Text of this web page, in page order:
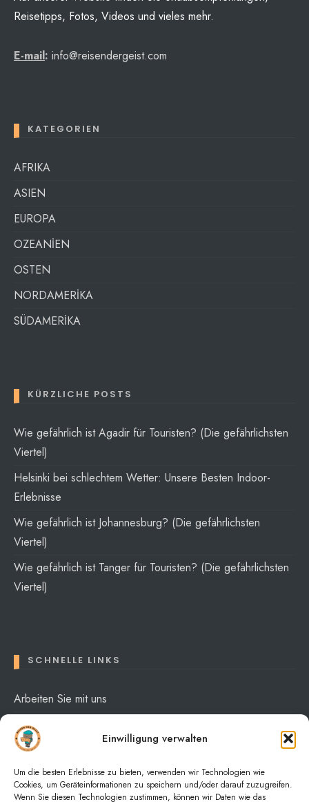
Einwilligung verwalten
Um die besten Erlebnisse zu bieten, verwenden wir Technologien wie
Cookies, um Geräteinformationen zu speichern und/oder darauf zuzugreifen.
Wenn Sie diesen Technologien zustimmen, können wir Daten wie das
Reisetipps, Fotos, Videos und vieles mehr.
E-mail: info@reisendergeist.com
KATEGORIEN
AFRIKA
ASIEN
EUROPA
OZEANİEN
OSTEN
NORDAMERİKA
SÜDAMERİKA
KÜRZLICHE POSTS
Wie gefährlich ist Agadir für Touristen? (Die gefährlichsten
Viertel)
Helsinki bei schlechtem Wetter: Unsere Besten Indoor-
Erlebnisse
Wie gefährlich ist Johannesburg? (Die gefährlichsten
Viertel)
Wie gefährlich ist Tanger für Touristen? (Die gefährlichsten
Viertel)
SCHNELLE LINKS
Arbeiten Sie mit uns
Über mich
Datenschutzerklärung